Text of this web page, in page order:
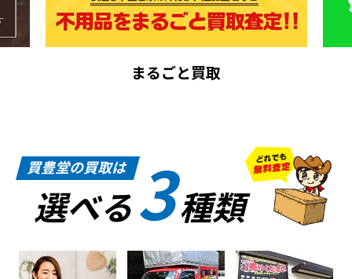
まるごと買取
買豊堂の買取は
選べる3種類